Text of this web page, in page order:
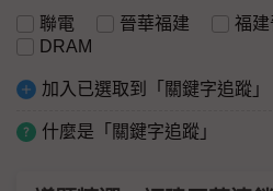
聯電 晉華福建 福建
DRAM
加入已選取到「關鍵字追蹤」
什麼是「關鍵字追蹤」